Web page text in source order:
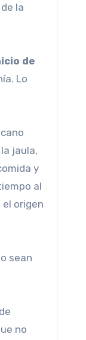
la
de
Lo
jaula,
y
al
origen
sean
no